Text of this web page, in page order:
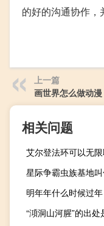
的好的沟通协作，
上一篇
画世界怎么做动漫
相关问题
艾尔登法环可以无
星际争霸虫族基地
明年年什么时候过年
“澒洞山河腥”的出处